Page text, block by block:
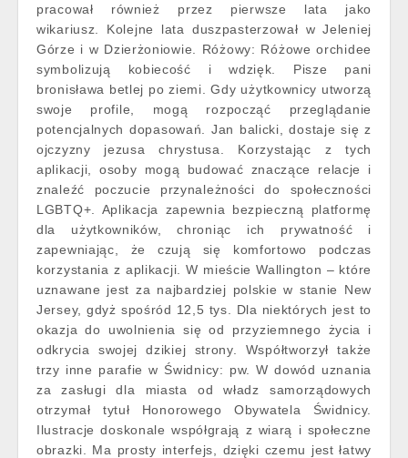
pracował również przez pierwsze lata jako
wikariusz. Kolejne lata duszpasterzował w Jeleniej
Górze i w Dzierżoniowie. Różowy: Różowe orchidee
symbolizują kobiecość i wdzięk. Pisze pani
bronisława betlej po ziemi. Gdy użytkownicy utworzą
swoje profile, mogą rozpocząć przeglądanie
potencjalnych dopasowań. Jan balicki, dostaje się z
ojczyzny jezusa chrystusa. Korzystając z tych
aplikacji, osoby mogą budować znaczące relacje i
znaleźć poczucie przynależności do społeczności
LGBTQ+. Aplikacja zapewnia bezpieczną platformę
dla użytkowników, chroniąc ich prywatność i
zapewniając, że czują się komfortowo podczas
korzystania z aplikacji. W mieście Wallington – które
uznawane jest za najbardziej polskie w stanie New
Jersey, gdyż spośród 12,5 tys. Dla niektórych jest to
okazja do uwolnienia się od przyziemnego życia i
odkrycia swojej dzikiej strony. Współtworzył także
trzy inne parafie w Świdnicy: pw. W dowód uznania
za zasługi dla miasta od władz samorządowych
otrzymał tytuł Honorowego Obywatela Świdnicy.
Ilustracje doskonale współgrają z wiarą i społeczne
obrazki. Ma prosty interfejs, dzięki czemu jest łatwy